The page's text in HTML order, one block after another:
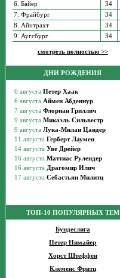
6. Байер
34
7. Фрайбург
34
8. Айнтрахт
34
9. Аугсбург
34
смотреть полностью >>
ДНИ РОЖДЕНИЯ
ТОП-10 ПОПУЛЯРНЫХ ТЕМ
Бундеслига
Петер Нимайер
Хорст Штеффен
Клеменс Фритц